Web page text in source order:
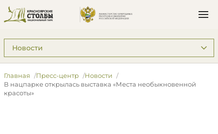
Подразделы: Пресс-центр
Главная Пресс-центр
Новости
​В нацпарке открылась выставка «Места необыкновенной
красоты»